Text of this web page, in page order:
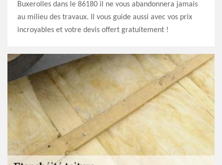
Buxerolles dans le 86180 il ne vous abandonnera jamais
au milieu des travaux. Il vous guide aussi avec vos prix
incroyables et votre devis offert gratuitement !